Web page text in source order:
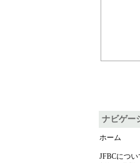
ナビゲー
ホーム
JFBCについ